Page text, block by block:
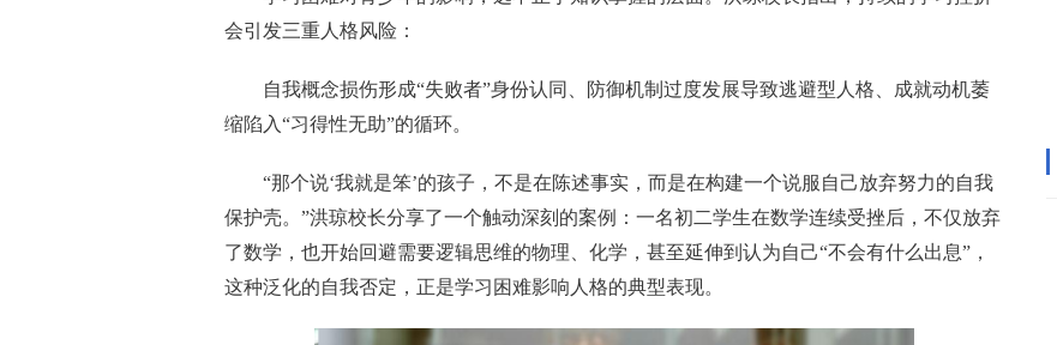
会引发三重人格风险：
自我概念损伤形成“失败者”身份认同、防御机制过度发展导致逃避型人格、成就动机萎
缩陷入“习得性无助”的循环。
“那个说‘我就是笨’的孩子，不是在陈述事实，而是在构建一个说服自己放弃努力的自我
保护壳。”洪琼校长分享了一个触动深刻的案例：一名初二学生在数学连续受挫后，不仅放弃
了数学，也开始回避需要逻辑思维的物理、化学，甚至延伸到认为自己“不会有什么出息”，
这种泛化的自我否定，正是学习困难影响人格的典型表现。